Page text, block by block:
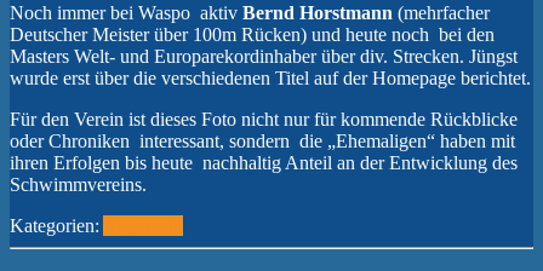
Noch immer bei Waspo aktiv Bernd Horstmann (mehrfacher
Deutscher Meister über 100m Rücken) und heute noch bei den
Masters Welt- und Europarekordinhaber über div. Strecken. Jüngst
wurde erst über die verschiedenen Titel auf der Homepage berichtet.
Für den Verein ist dieses Foto nicht nur für kommende Rückblicke
oder Chroniken interessant, sondern die „Ehemaligen“ haben mit
ihren Erfolgen bis heute nachhaltig Anteil an der Entwicklung des
Schwimmvereins.
Kategorien: